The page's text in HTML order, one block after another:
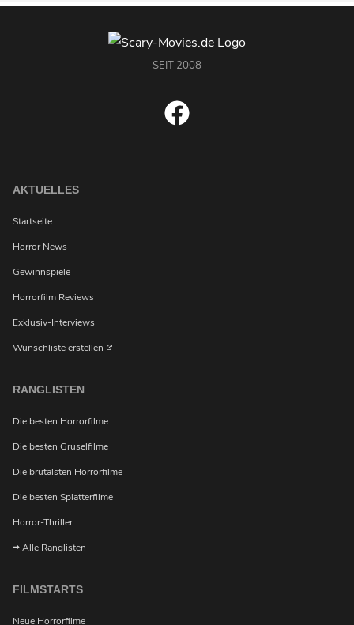
- SEIT 2008 -
AKTUELLES
Startseite
Horror News
Gewinnspiele
Horrorfilm Reviews
Exklusiv-Interviews
Wunschliste erstellen
RANGLISTEN
Die besten Horrorfilme
Die besten Gruselfilme
Die brutalsten Horrorfilme
Die besten Splatterfilme
Horror-Thriller
Alle Ranglisten
FILMSTARTS
Neue Horrorfilme